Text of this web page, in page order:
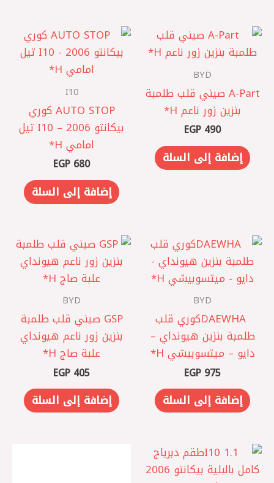
BYD
A-Part صيني ‎قلب طلمبة
بنزين زور ناعم H*
EGP 490
إضافة إلى السلة
I10
AUTO STOP كوري
‎بيكانتو 2006 – I10 تيل
امامي H*
EGP 680
إضافة إلى السلة
BYD
DAEWHA ‎كوري ‎قلب
طلمبة بنزين هيونداي –
دايو – ميتسوبيشي H*
EGP 975
إضافة إلى السلة
BYD
GSP صيني ‎قلب طلمبة
بنزين زور ناعم هيونداي
علبة صاج H*
EGP 405
إضافة إلى السلة